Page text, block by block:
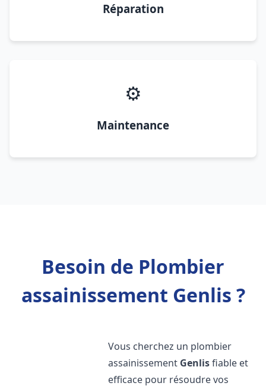
Réparation
⚙️
Maintenance
Besoin de Plombier
assainissement Genlis ?
Vous cherchez un plombier
assainissement Genlisfiable et
efficace pour résoudre vos